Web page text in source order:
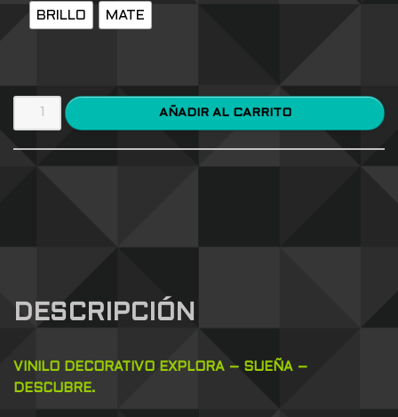
BRILLO MATE
AÑADIR AL CARRITO
DESCRIPCIÓN
VINILO DECORATIVO EXPLORA – SUEÑA –
DESCUBRE.